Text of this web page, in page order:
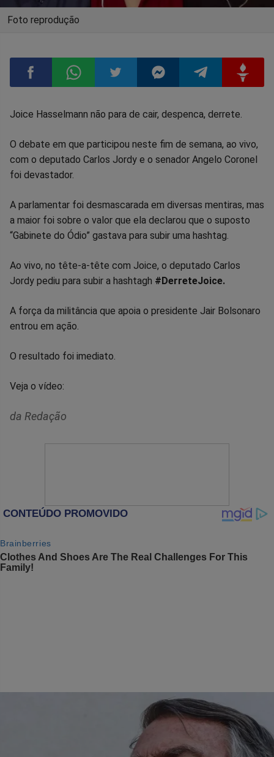
Foto reprodução
Compartilhar
no
Facebook
Compartilhar
no
Whatsapp
Compartilhar
no
Compartilhar
no
Compartilhar
no
no
Joice Hasselmann não para de cair, despenca, derrete.
O debate em que participou neste fim de semana, ao vivo,
com o deputado Carlos Jordy e o senador Angelo Coronel
foi devastador.
A parlamentar foi desmascarada em diversas mentiras, mas
a maior foi sobre o valor que ela declarou que o suposto
“Gabinete do Ódio” gastava para subir uma hashtag.
Ao vivo, no tête-a-tête com Joice, o deputado Carlos
Jordy pediu para subir a hashtagh #DerreteJoice.
A força da militância que apoia o presidente Jair Bolsonaro
entrou em ação.
O resultado foi imediato.
Veja o vídeo:
da Redação